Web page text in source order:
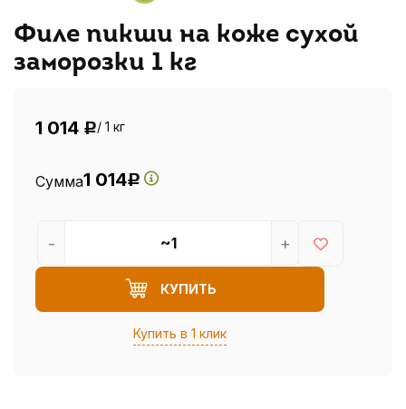
Филе пикши на коже сухой
заморозки 1 кг
1 014 Р/ 1 кг
Сумма1 014Р
КУПИТЬ
Купить в 1 клик
- +